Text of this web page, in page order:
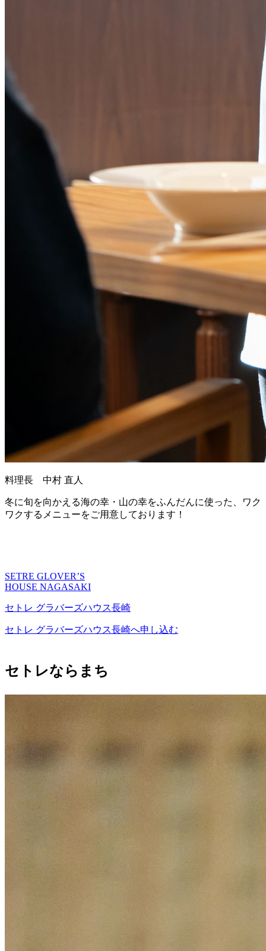
料理長 中村 直人
冬に旬を向かえる海の幸・山の幸をふんだんに使った、
ワク
ワクするメニューをご用意しております！
SETRE GLOVER’S
HOUSE NAGASAKI
セトレ グラバーズハウス長崎
セトレ グラバーズハウス長崎へ申し込む
セトレならまち